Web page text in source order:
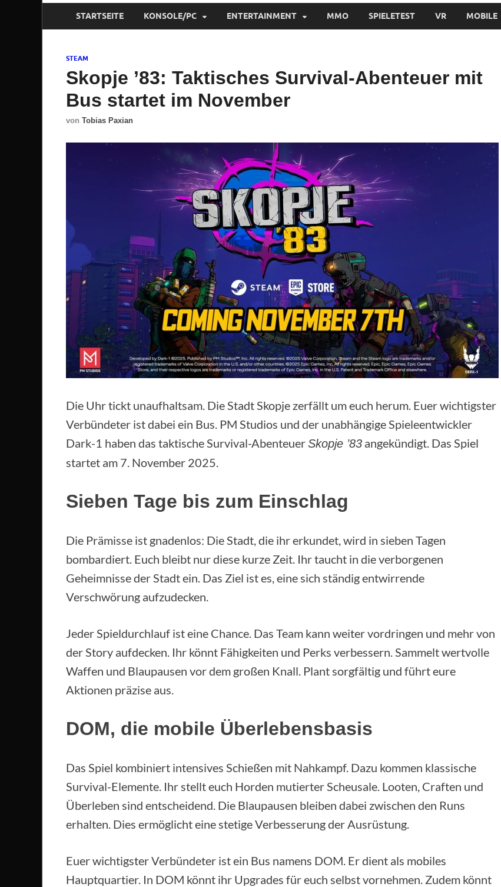
STARTSEITE KONSOLE/PC ENTERTAINMENT MMO SPIELETEST VR MOBILE
STEAM
Skopje ’83: Taktisches Survival-Abenteuer mit
Bus startet im November
von Tobias Paxian
Die Uhr tickt unaufhaltsam. Die Stadt Skopje zerfällt um euch herum. Euer wichtigster
Verbündeter ist dabei ein Bus. PM Studios und der unabhängige Spieleentwickler
Dark-1 haben das taktische Survival-AbenteuerSkopje ’83 angekündigt. Das Spiel
startet am 7. November 2025.
Sieben Tage bis zum Einschlag
Die Prämisse ist gnadenlos: Die Stadt, die ihr erkundet, wird in sieben Tagen
bombardiert. Euch bleibt nur diese kurze Zeit. Ihr taucht in die verborgenen
Geheimnisse der Stadt ein. Das Ziel ist es, eine sich ständig entwirrende
Verschwörung aufzudecken.
Jeder Spieldurchlauf ist eine Chance. Das Team kann weiter vordringen und mehr von
der Story aufdecken. Ihr könnt Fähigkeiten und Perks verbessern. Sammelt wertvolle
Waffen und Blaupausen vor dem großen Knall. Plant sorgfältig und führt eure
Aktionen präzise aus.
DOM, die mobile Überlebensbasis
Das Spiel kombiniert intensives Schießen mit Nahkampf. Dazu kommen klassische
Survival-Elemente. Ihr stellt euch Horden mutierter Scheusale. Looten, Craften und
Überleben sind entscheidend. Die Blaupausen bleiben dabei zwischen den Runs
erhalten. Dies ermöglicht eine stetige Verbesserung der Ausrüstung.
Euer wichtigster Verbündeter ist ein Bus namens DOM. Er dient als mobiles
Hauptquartier. In DOM könnt ihr Upgrades für euch selbst vornehmen. Zudem könnt